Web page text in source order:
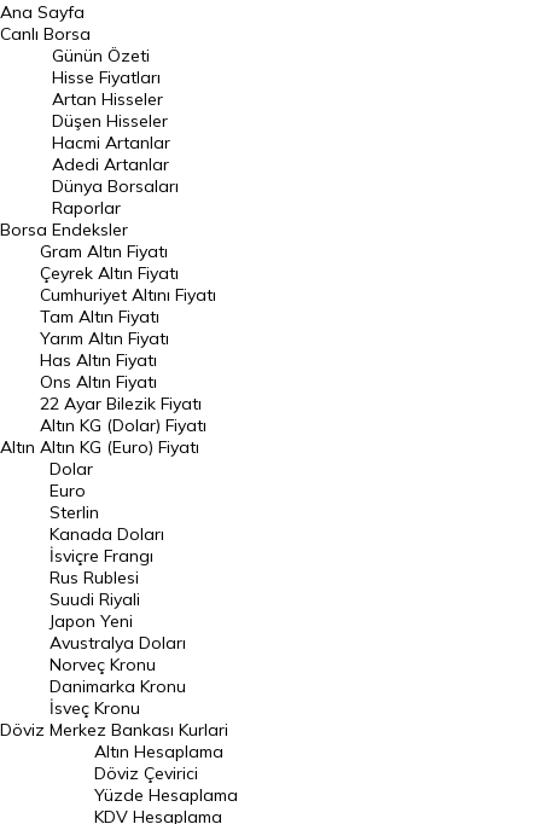
BIST 100 Hisseleri
En Çok Artan Hisseler
En Çok Düşen Hisseler
Hacmi Artanlar
Geçmiş Kapanışlar
Dünya Borsaları
Raporlar
Endeksler
DÖVİZ
Döviz Kuru
Dolar Kuru
Euro Kuru
Pound Kuru
Frank Kuru
Riyal Kuru
Avustralya Doları
Danimarka Kronu Kuru
Kanada Doları Kuru
Norveç Kronu Kuru
İsveç Kronu Kuru
Japon Yeni Kuru
Ana Sayfa
Canlı Borsa
Borsa
Günün Özeti
Hisse Fiyatları
Artan Hisseler
Düşen Hisseler
Hacmi Artanlar
Adedi Artanlar
Dünya Borsaları
Raporlar
Endeksler
Altın
Gram Altın Fiyatı
Çeyrek Altın Fiyatı
Cumhuriyet Altını Fiyatı
Tam Altın Fiyatı
Yarım Altın Fiyatı
Has Altın Fiyatı
Ons Altın Fiyatı
22 Ayar Bilezik Fiyatı
Altın KG (Dolar) Fiyatı
Altın KG (Euro) Fiyatı
Döviz
Dolar
Euro
Sterlin
Kanada Doları
İsviçre Frangı
Rus Rublesi
Suudi Riyali
Japon Yeni
Avustralya Doları
Norveç Kronu
Danimarka Kronu
İsveç Kronu
Merkez Bankası Kurlari
Altın Hesaplama
Döviz Çevirici
Yüzde Hesaplama
KDV Hesaplama